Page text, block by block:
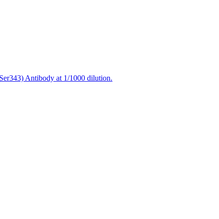
Antibody at 1/1000 dilution.